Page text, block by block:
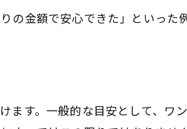
の金額で安心できた」といった
ます。一般的な目安として、ワ